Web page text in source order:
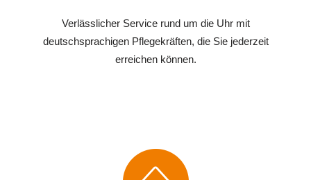
Verlässlicher Service rund um die Uhr mit
deutschsprachigen Pflegekräften, die Sie jederzeit
erreichen können.